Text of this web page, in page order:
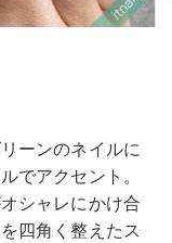
ーンのネイルに
でアクセント。
シャレにかけ合
四角く整えたス